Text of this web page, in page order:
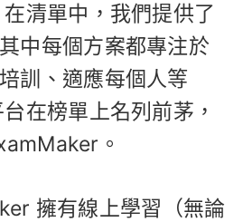
清單中，我們提供了
中每個方案都專注於
訓、適應每個人等
在榜單上名列前茅，
。
擁有線上學習（無論